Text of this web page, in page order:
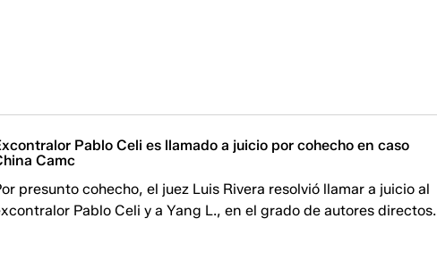
Pablo Celi es llamado a juicio por cohecho en caso
Camc
presunto cohecho, el juez Luis Rivera resolvió llamar a juicio al
Pablo Celi y a Yang L., en el grado de autores directos.